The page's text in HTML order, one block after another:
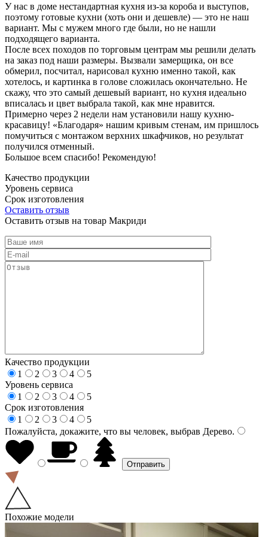
У нас в доме нестандартная кухня из-за короба и выступов,
поэтому готовые кухни (хоть они и дешевле) — это не наш
вариант. Мы с мужем много где были, но не нашли
подходящего варианта.
После всех походов по торговым центрам мы решили делать
на заказ под наши размеры. Вызвали замерщика, он все
обмерил, посчитал, нарисовал кухню именно такой, как
хотелось, и картинка в голове сложилась окончательно. Не
скажу, что это самый дешевый вариант, но кухня идеально
вписалась и цвет выбрала такой, как мне нравится.
Примерно через 2 недели нам установили нашу кухню-
красавицу! «Благодаря» нашим кривым стенам, им пришлось
помучиться с монтажом верхних шкафчиков, но результат
получился отменный.
Большое всем спасибо! Рекомендую!
Качество продукции
Уровень сервиса
Срок изготовления
Оставить отзыв
Оставить отзыв на товар Макриди
Качество продукции
1
2 3 4
5
Уровень сервиса
1
2 3 4
5
Срок изготовления
1
2 3 4
5
Пожалуйста, докажите, что вы человек, выбрав Дерево.
Похожие модели